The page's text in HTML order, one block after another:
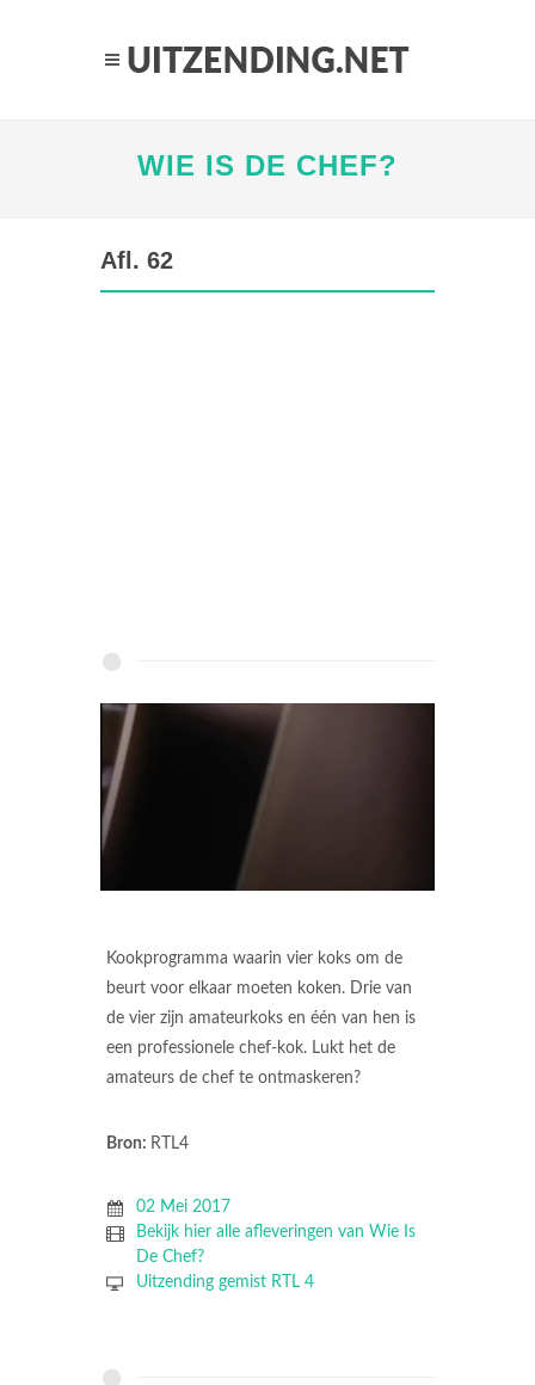
WIE IS DE CHEF?
Afl. 62
Kookprogramma waarin vier koks om de
beurt voor elkaar moeten koken. Drie van
de vier zijn amateurkoks en één van hen is
een professionele chef-kok. Lukt het de
amateurs de chef te ontmaskeren?
Bron: RTL4
02 Mei 2017
Bekijk hier alle afleveringen van Wie Is
De Chef?
Uitzending gemist RTL 4